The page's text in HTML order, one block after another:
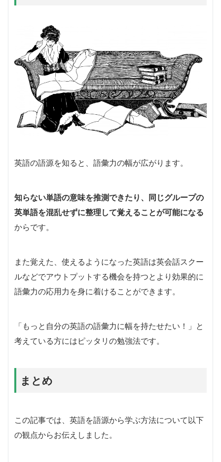
英語の語源を知ると、語彙力の幅が広がります。
知らない単語の意味を推測できたり、同じグループの
英単語を混乱せずに整理して覚えることが可能になる
からです。
また覚えた、使えるようになった英語は英会話スクー
ルなどでアウトプットする機会を持つとより効果的に
語彙力の応用力を身に着けることができます。
「もっと自分の英語の語彙力に幅を持たせたい！」と
考えている方にはピッタリの勉強法です。
まとめ
この記事では、英語を語源から学ぶ方法について以下
の観点からお伝えしました。